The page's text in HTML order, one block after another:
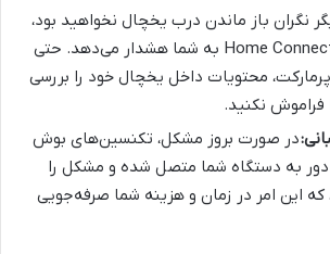
نگران باز ماندن درب یخچال نخواهید بود،
زیرا اپلیکیشن Home Connect به شما هشدار می‌دهد. حتی
محتویات داخل یخچال خود را بررسی
فراموش نکنید.
در صورت بروز مشکل، تکنسین‌های بوش
دور به دستگاه شما متصل شده و مشکل را
این امر در زمان و هزینه شما صرفه‌جویی